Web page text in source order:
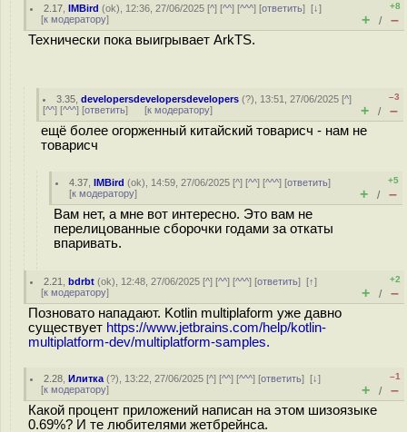
2.17 ,IMBird (ok), 12:36, 27/06/2025 [^] [^^] [^^^] [ответить][↓]
[к модератору]
+8
+ / –
Технически пока выигрывает ArkTS.
3.35 ,developersdevelopersdevelopers (?), 13:51, 27/06/2025 [^]
[^^] [^^^] [ответить] [к модератору]
–3
+ / –
ещё более огорженный китайский товарисч - нам не
товарисч
4.37 ,IMBird (ok), 14:59, 27/06/2025 [^] [^^] [^^^] [ответить]
[к модератору]
+5
+ / –
Вам нет, а мне вот интересно. Это вам не
перелицованные сборочки годами за откаты
впаривать.
2.21 ,bdrbt (ok), 12:48, 27/06/2025 [^] [^^] [^^^] [ответить][↑]
[к модератору]
+2
+ / –
Позновато нападают. Kotlin multiplaform уже давно
существует https://www.jetbrains.com/help/kotlin-
multiplatform-dev/multiplatform-samples.
2.28 ,Илитка (?), 13:22, 27/06/2025 [^] [^^] [^^^] [ответить][↓]
[к модератору]
–1
+ / –
Какой процент приложений написан на этом шизоязыке
0.69%? И те любителями жетбрейнса.